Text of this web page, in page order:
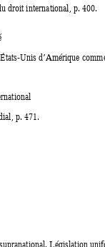
droit international, p. 400.
Unis d’Amérique com
p. 471.
Législation